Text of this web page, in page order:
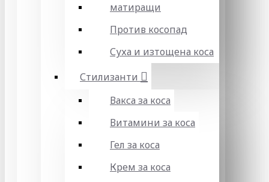
матиращи
Против косопад
Суха и изтощена коса
Стилизанти
Вакса за коса
Витамини за коса
Гел за коса
Крем за коса